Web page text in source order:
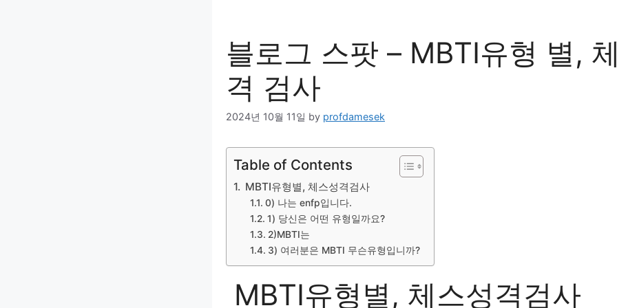
블로그 스팟 – MBTI유형 별,
격 검사
2024년 10월 11일 by profdamesek
Table of Contents
MBTI유형별, 체스성격검사
0) 나는 enfp입니다.
1) 당신은 어떤 유형일까요?
2)MBTI는
3) 여러분은 MBTI 무슨유형입니까?
MBTI유형별, 체스성격검사